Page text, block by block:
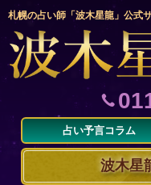
札幌の占い師「波木星龍」公式
占い予言コラム
波木星